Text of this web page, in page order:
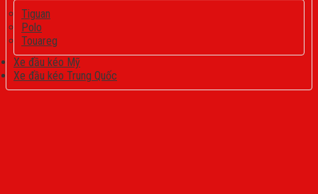
Tiguan
Polo
Touareg
Xe đầu kéo Mỹ
Xe đầu kéo Trung Quốc